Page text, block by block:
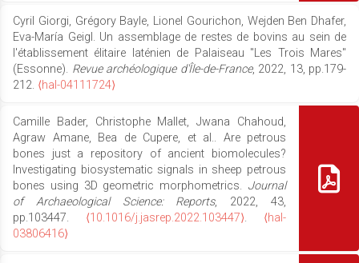
Cyril Giorgi, Grégory Bayle, Lionel Gourichon, Wejden Ben Dhafer,
Eva-María Geigl. Un assemblage de restes de bovins au sein de
l'établissement élitaire laténien de Palaiseau "Les Trois Mares"
(Essonne). Revue archéologique d'Île-de-France, 2022, 13, pp.179-
212. ⟨hal-04111724⟩
Camille Bader, Christophe Mallet, Jwana Chahoud,
Agraw Amane, Bea de Cupere, et al.. Are petrous
bones just a repository of ancient biomolecules?
Investigating biosystematic signals in sheep petrous
bones using 3D geometric morphometrics. Journal
of Archaeological Science: Reports, 2022, 43,
pp.103447. ⟨10.1016/j.jasrep.2022.103447⟩. ⟨hal-
03806416⟩